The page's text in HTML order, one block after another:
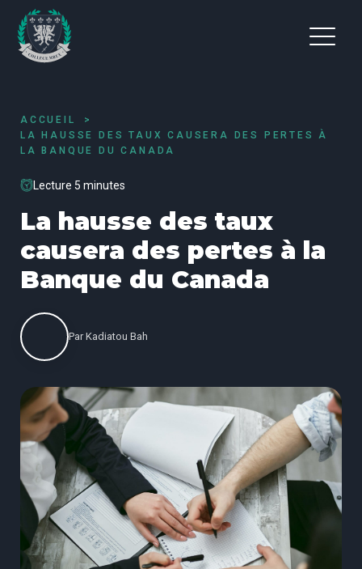
ACCUEIL
LA HAUSSE DES TAUX CAUSERA DES PERTES À
LA BANQUE DU CANADA
Lecture 5 minutes
La hausse des taux
causera des pertes à la
Banque du Canada
Par Kadiatou Bah